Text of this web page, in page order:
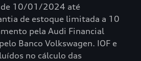
de 10/01/2024 até
de estoque limitada a 10
pela Audi Financial
Banco Volkswagen. IOF e
no cálculo das